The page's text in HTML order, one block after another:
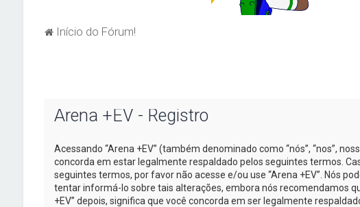
Início do Fórum!
Arena +EV - Registro
Acessando “Arena +EV” (também denominado como “nós”, “nos”,
concorda em estar legalmente respaldado pelos seguintes termos.
seguintes termos, por favor não acesse e/ou use “Arena +EV”. Nós
tentar informá-lo sobre tais alterações, embora nós recomendamos
+EV” depois, significa que você concorda em ser legalmente